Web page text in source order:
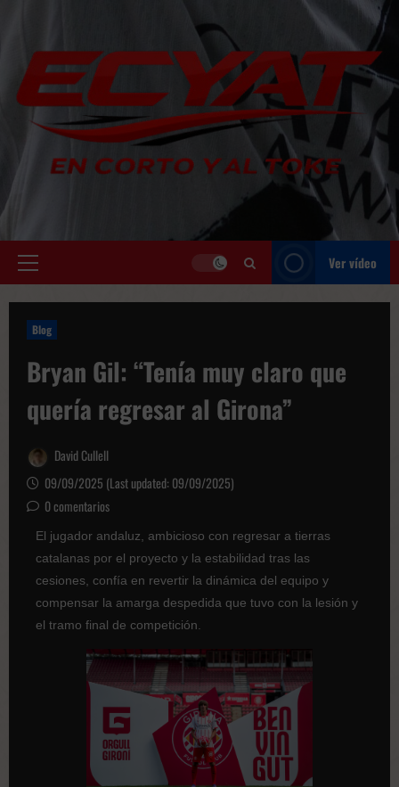
contenido
Menú
Ver vídeo
Blog
Bryan Gil: “Tenía muy claro que
quería regresar al Girona”
David Cullell
09/09/2025 (Last updated: 09/09/2025)
0 comentarios
El jugador andaluz, ambicioso con regresar a tierras
catalanas por el proyecto y la estabilidad tras las
cesiones, confía en revertir la dinámica del equipo y
compensar la amarga despedida que tuvo con la lesión y
el tramo final de competición.